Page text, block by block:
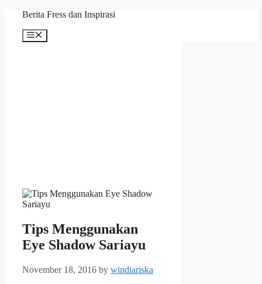
content
Berita Fress dan Inspirasi
Menu
Tips Menggunakan
Eye Shadow Sariayu
November 18, 2016 by windiariska